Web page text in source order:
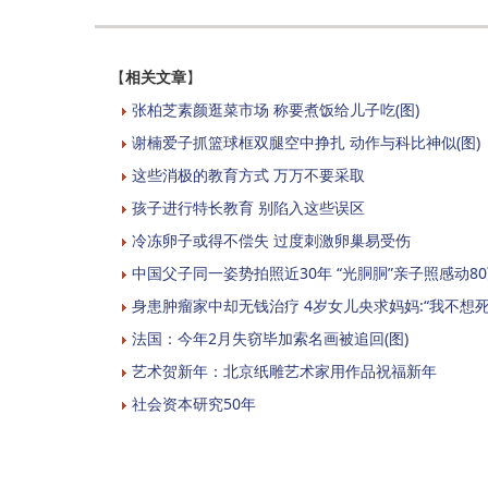
【相关文章】
张柏芝素颜逛菜市场 称要煮饭给儿子吃(图)
谢楠爱子抓篮球框双腿空中挣扎 动作与科比神似(图)
这些消极的教育方式 万万不要采取
孩子进行特长教育 别陷入这些误区
冷冻卵子或得不偿失 过度刺激卵巢易受伤
中国父子同一姿势拍照近30年 “光胴胴”亲子照感动
身患肿瘤家中却无钱治疗 4岁女儿央求妈妈:“我不想
法国：今年2月失窃毕加索名画被追回(图)
艺术贺新年：北京纸雕艺术家用作品祝福新年
社会资本研究50年